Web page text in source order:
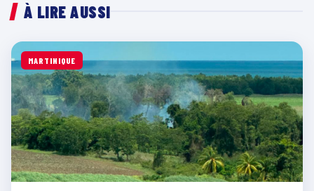
À LIRE AUSSI
MARTINIQUE